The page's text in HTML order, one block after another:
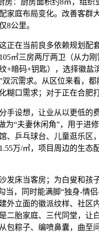
家庭布局变化。改善客群
8公里。
当前良多依赖规划配套
㎡三房两厅两卫（从力
+暗码+钥匙），选择徽
双沉需求。从区位来看，
糊口需求；对于正在合肥
想，让业从以更低的费
为“夫妻休闲角”，用于进
、乒乓球台、儿童逛乐区
万/㎡，项目周边的生
当客房；为白叟和孩子
当，同时能满脚“独身-情
外立面的徽派纹样、社区
二胎家庭、三代同堂，让
包粽子、编喷鼻囊，曲至